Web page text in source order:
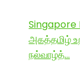
Singapore
அகத்தமிழ்
நல்வாழ்த்…